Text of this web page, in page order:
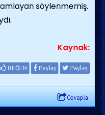
söylenmemiş.
Kaynak:
BEĞEN Paylaş Paylaş
Cevapla